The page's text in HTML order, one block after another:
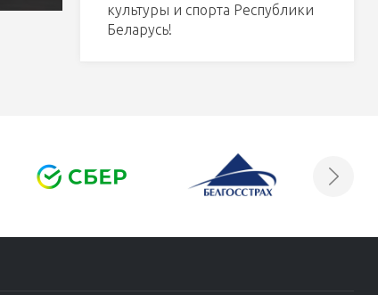
культуры и спорта Республики
Беларусь!